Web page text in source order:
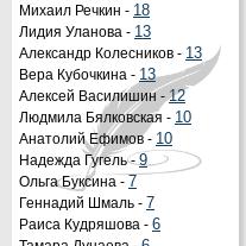
Михаил Речкин - 18
Лидия Уланова - 13
Александр Колесников - 13
Вера Кубочкина - 13
Алексей Василишин -12
Людмила Бялковская - 10
Анатолий Ефимов - 10
Надежда Гугель -9
Ольга Буксина - 7
Геннадий Шмаль - 7
Раиса Кудряшова - 6